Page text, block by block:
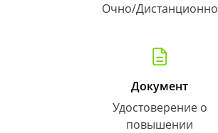
Очно/Дистанционно
Документ
Удостоверение о
повышении